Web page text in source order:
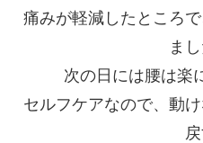
痛みが軽減したところ
ま
次の日には腰は楽
セルフケアなので、動